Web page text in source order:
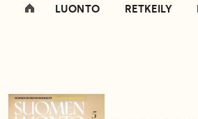
LUONTO RETKEILY